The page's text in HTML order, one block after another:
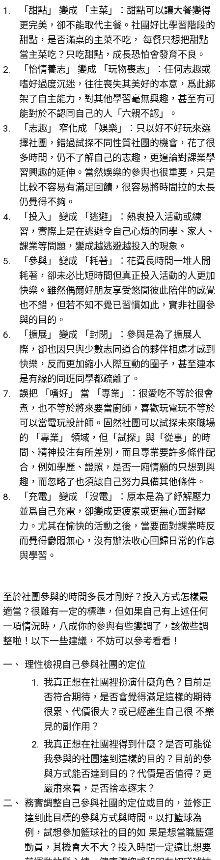
「甜點」 變成 「主菜」：甜點可以讓大餐變得
更完美，卻不能取代主餐。社團好比學習階段的
甜點，是否滿桌的主菜不吃， 每餐只想把甜點
當主菜吃？只吃甜點，成長恐怕會發育不良。
「怡情養志」 變成 「玩物喪志」：任何志趣或
嗜好過度沉迷，往往喪失其美好的本意，爲此綁
架了自主能力，對其他學習毫無興趣，甚至有可
能對於不認同自己的人「六親不認」。
「志趣」 窄化成 「娛樂」：只以好不好玩來選
擇社團，錯過試探不同性質社團的機會，花了很
多時間，仍不了解自己的志趣，更遑論對課業學
習興趣的延伸。當然娛樂的參與也很重要，只是
比較不容易有滿足回饋，很容易將時間拉的太長
仍覺得不夠。
「投入」 變成 「逃避」：熱衷投入活動或練
習，實際上是在逃避令自己心煩的同學、家人、
課業等問題，變成越逃避越投入的現象。
「參與」 變成 「耗著」：花費長時間一堆人閒
耗著，卻未必比短時間但真正投入活動的人更加
快樂。雖然偶爾好朋友享受悠閒彼此陪伴的感覺
也不錯，但若不知不覺已習慣如此，實非社團參
與的目的。
「擴展」 變成 「封閉」：參與是為了擴展人
際，卻也因只與少數志同道合的夥伴相處才感到
快樂，反而更加縮小人際互動的圈子，甚至連本
是有緣的同班同學都疏離了。
誤把 「嗜好」 當 「專業」：很愛吃不等於很會
煮，也不等於將來要當廚師，喜歡玩電玩不等於
可以當電玩設計師。固然社團可以試探未來職場
的 「專業」 領域，但「試探」與「從事」的時
間、精神投注有所差別，而且專業要許多條件配
合，例如學歷、證照，是否一廂情願的只想到興
趣，而忽略了也須讓自己努力具備其他條件。
「充電」 變成 「沒電」：原本是為了紓解壓力
並爲自己充電，卻變成更疲累或更無心面對壓
力。尤其在愉快的活動之後，當要面對課業時反
而覺得鬱悶無心，沒有辦法收心回歸日常的作息
與學習。
至於社團參與的時間多長才剛好？投入方式怎樣最
適當？很難有一定的標準，但如果自己有上述任何
一項情況時，八成你的參與有些變調了，該做些調
整啦！以下一些建議，不妨可以參考看看！
理性檢視自己參與社團的定位
我真正想在社團裡扮演什麼角色？目前是
否符合期待，是否會覺得滿足這樣的期待
很累、代價很大？或已經產生自己很 不樂
見的副作用？
我真正想在社團裡得到什麼？是否可能從
我參與的社團達到這樣的目的？目前的參
與方式能否達到目的？代價是否值得？更
嚴肅來看，是否捨本逐末？
務實調整自己參與社團的定位或目的，並修正
達到此目標的參與方式與時間。以打籃球為
例，試想參加籃球社的目的如 果是想當職籃運
動員，其機會大不大？投入時間一定遠比想要